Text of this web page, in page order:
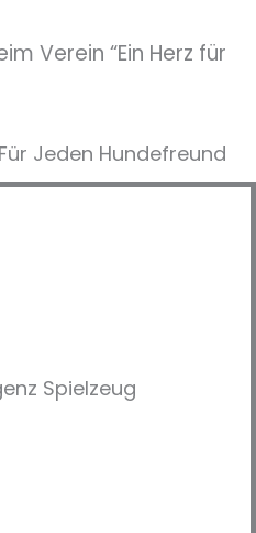
Verein “Ein Herz für
Jeden Hundefreund​
Spielzeug